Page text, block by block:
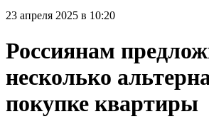
23 апреля 2025 в 10:20
Россиянам
несколько
покупке квартиры